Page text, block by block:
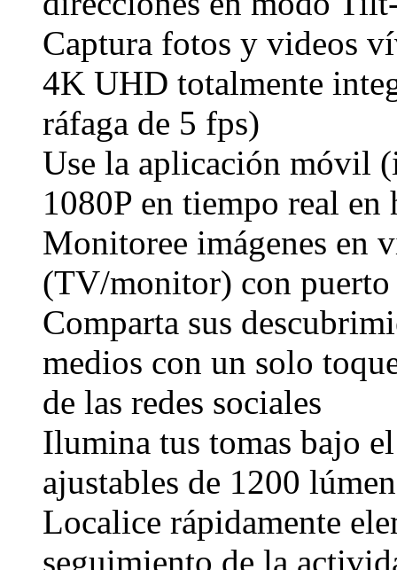
Captura fotos y videos
4K UHD totalmente
ráfaga de 5 fps)
Use la aplicación móvil
1080P en tiempo real
Monitoree imágenes en
(TV/monitor) con
Comparta sus
medios con un solo
de las redes sociales
Ilumina tus tomas bajo
ajustables de 1200
Localice rápidamente
seguimiento de la